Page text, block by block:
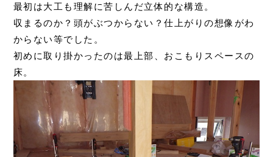
最初は大工も理解に苦しんだ立体的な構造。
収まるのか？頭がぶつからない？仕上がりの想像がわ
からない等でした。
初めに取り掛かったのは最上部、おこもりスペースの
床。